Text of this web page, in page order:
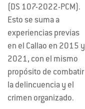
(DS 107-2022-PCM).
Esto se suma a
experiencias previas
en el Callao en 2015 y
2021, con el mismo
propósito de combatir
la delincuencia y el
crimen organizado.